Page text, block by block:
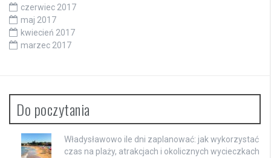
czerwiec 2017
maj 2017
kwiecień 2017
marzec 2017
Do poczytania
Władysławowo ile dni zaplanować: jak wykorzystać
czas na plaży, atrakcjach i okolicznych wycieczkach